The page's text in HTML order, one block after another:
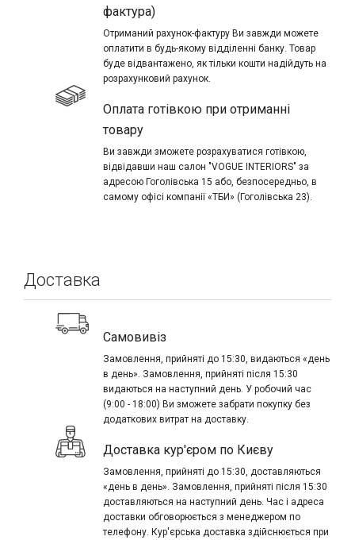
фактура)
Отриманий рахунок-фактуру Ви завжди можете
оплатити в будь-якому відділенні банку. Товар
буде відвантажено, як тільки кошти надійдуть на
розрахунковий рахунок.
Оплата готівкою при отриманні
товару
Ви завжди зможете розрахуватися готівкою,
відвідавши наш салон "VOGUE INTERIORS" за
адресою Гоголівська 15 або, безпосередньо, в
самому офісі компанії «ТБИ» (Гоголівська 23).
Доставка
Самовивіз
Замовлення, прийняті до 15:30, видаються «день
в день». Замовлення, прийняті після 15:30
видаються на наступний день. У робочий час
(9:00 - 18:00) Ви зможете забрати покупку без
додаткових витрат на доставку.
Доставка кур'єром по Києву
Замовлення, прийняті до 15:30, доставляються
«день в день». Замовлення, прийняті після 15:30
доставляються на наступний день. Час і адреса
доставки обговорюється з менеджером по
телефону. Кур'єрська доставка здійснюється при